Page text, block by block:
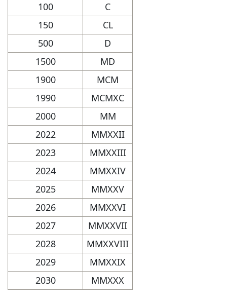
100
C
150
CL
500
D
1500
MD
1900
MCM
1990
MCMXC
2000
MM
2022
MMXXII
2023
MMXXIII
2024
MMXXIV
2025
MMXXV
2026
MMXXVI
2027
MMXXVII
2028
MMXXVIII
2029
MMXXIX
2030
MMXXX